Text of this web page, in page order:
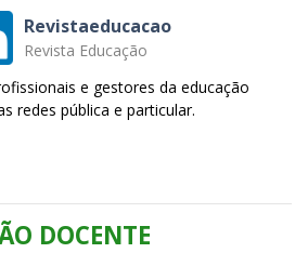
Revistaeducacao
Revista Educação
e gestores da educação
redes pública e particular.
DOCENTE